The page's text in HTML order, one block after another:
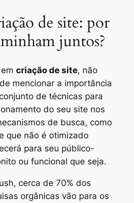
de site: por
juntos?
criação de site, não
mencionar a importância
de técnicas para
do seu site nos
de busca, como
que não é otimizado
para seu público-
ou funcional que seja.
cerca de 70% dos
orgânicas vão para os